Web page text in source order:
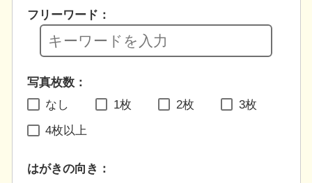
フリーワード：
写真枚数：
なし
1枚 2枚 3枚
4枚以上
はがきの向き：